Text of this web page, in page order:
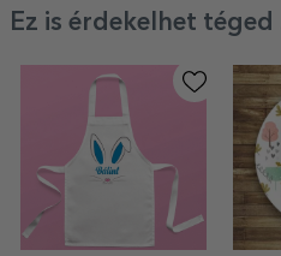
Ez is érdekelhet téged